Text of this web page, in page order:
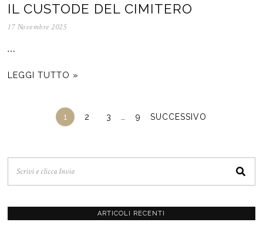
IL CUSTODE DEL CIMITERO
17 Novembre 2025
…
LEGGI TUTTO »
1 2 3 … 9 SUCCESSIVO
ARTICOLI RECENTI